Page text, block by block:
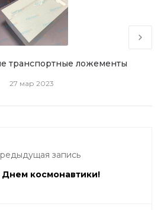
транспортные ложементы
27 мар 2023
запись
Днем космонавтики!